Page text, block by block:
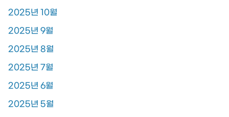
2025년 10월
2025년 9월
2025년 8월
2025년 7월
2025년 6월
2025년 5월